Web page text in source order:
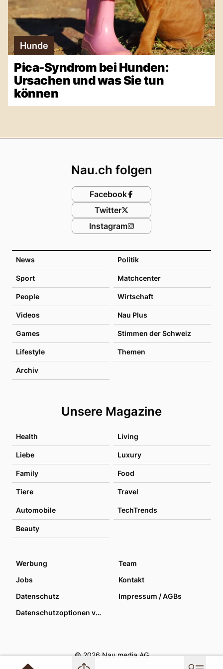
Hunde
Pica-Syndrom bei Hunden:
Ursachen und was Sie tun
können
News Politik
Sport Matchcenter
People Wirtschaft
Videos Nau Plus
Games Stimmen der Schweiz
Lifestyle Themen
Archiv
Unsere Magazine
Health Living
Liebe Luxury
Family Food
Tiere Travel
Automobile TechTrends
Beauty
Nau.ch folgen
Facebook
Twitter
Instagram
Werbung
Team
Jobs
Kontakt
Datenschutz
Impressum / AGBs
Datenschutzoptionen verwalten
© 2026 Nau media AG